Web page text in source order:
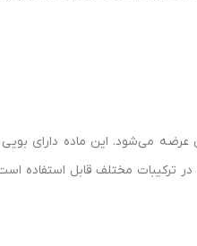
می‌شود. این ماده دارای
ترکیبات مختلف قابل استفاده